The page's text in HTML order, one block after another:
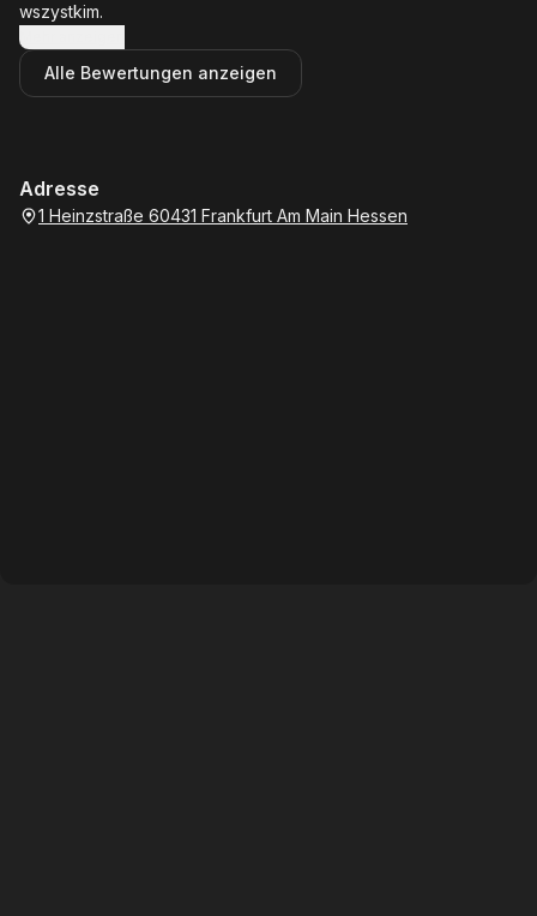
wszystkim.
Mehr anzeigen
Alle Bewertungen anzeigen
Adresse
1 Heinzstraße 60431 Frankfurt Am Main Hessen